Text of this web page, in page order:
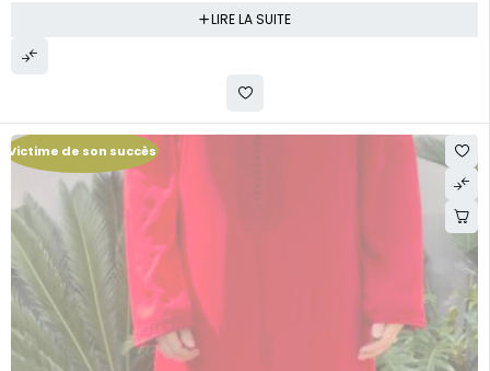
LIRE LA SUITE
Victime de son succès